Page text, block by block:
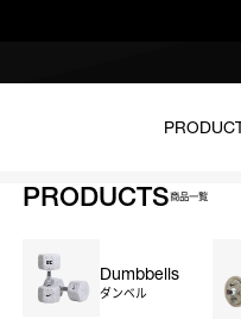
PRODUCTS商品一覧
Dumbbells
ダンベル